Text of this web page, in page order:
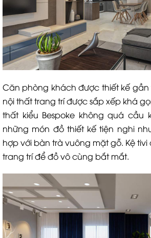
Căn phòng khách được thiết kế gần
nội thất trang trí được sắp xếp khá
thất kiểu Bespoke không quá cầu
những món đồ thiết kế tiện nghi
hợp với bàn trà vuông mặt gỗ. Kệ
trang trí để đồ vô cùng bắt mắt.